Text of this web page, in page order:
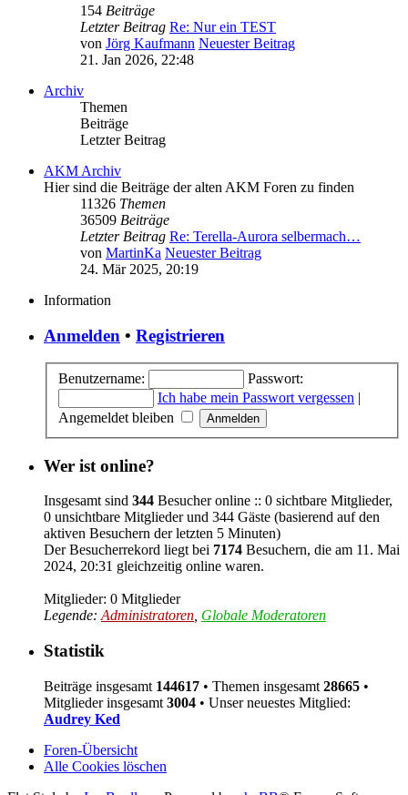
154 Beiträge
Letzter Beitrag Re: Nur ein TEST
von Jörg Kaufmann Neuester Beitrag
21. Jan 2026, 22:48
Archiv
Themen
Beiträge
Letzter Beitrag
AKM Archiv
Hier sind die Beiträge der alten AKM Foren zu finden
11326 Themen
36509 Beiträge
Letzter Beitrag Re: Terella-Aurora selbermach…
von MartinKa Neuester Beitrag
24. Mär 2025, 20:19
Information
Anmelden • Registrieren
Benutzername:
Passwort:
Ich habe mein Passwort vergessen |
Angemeldet bleiben
Wer ist online?
Insgesamt sind 344 Besucher online :: 0 sichtbare Mitglieder,
0 unsichtbare Mitglieder und 344 Gäste (basierend auf den
aktiven Besuchern der letzten 5 Minuten)
Der Besucherrekord liegt bei 7174 Besuchern, die am 11. Mai
2024, 20:31 gleichzeitig online waren.
Mitglieder: 0 Mitglieder
Legende: Administratoren Globale Moderatoren
Statistik
Beiträge insgesamt 144617 • Themen insgesamt 28665 •
Mitglieder insgesamt 3004 • Unser neuestes Mitglied:
Audrey Ked
Foren-Übersicht
Alle Cookies löschen